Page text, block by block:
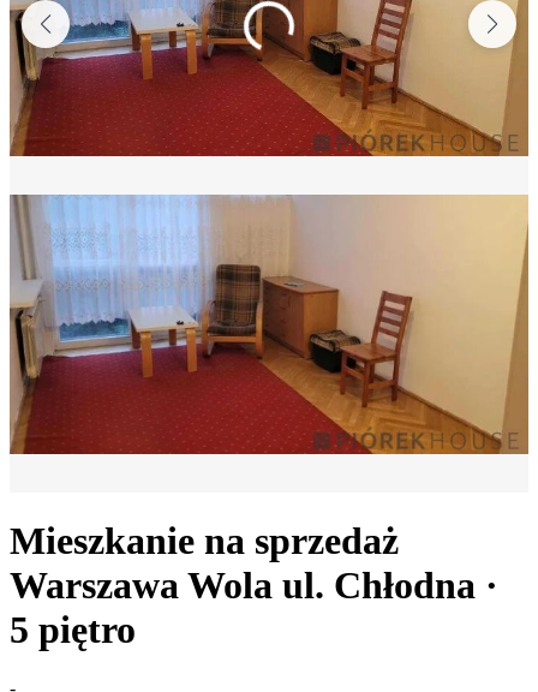
Mieszkanie na sprzedaż
Warszawa Wola ul. Chłodna ·
5 piętro
-